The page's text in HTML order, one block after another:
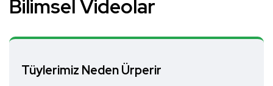
Bilimsel Videolar
Tüylerimiz Neden Ürperir